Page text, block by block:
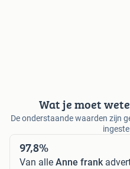
Wat je moet
De onderstaande waarden zijn
97,8%
Van alle Anne frank